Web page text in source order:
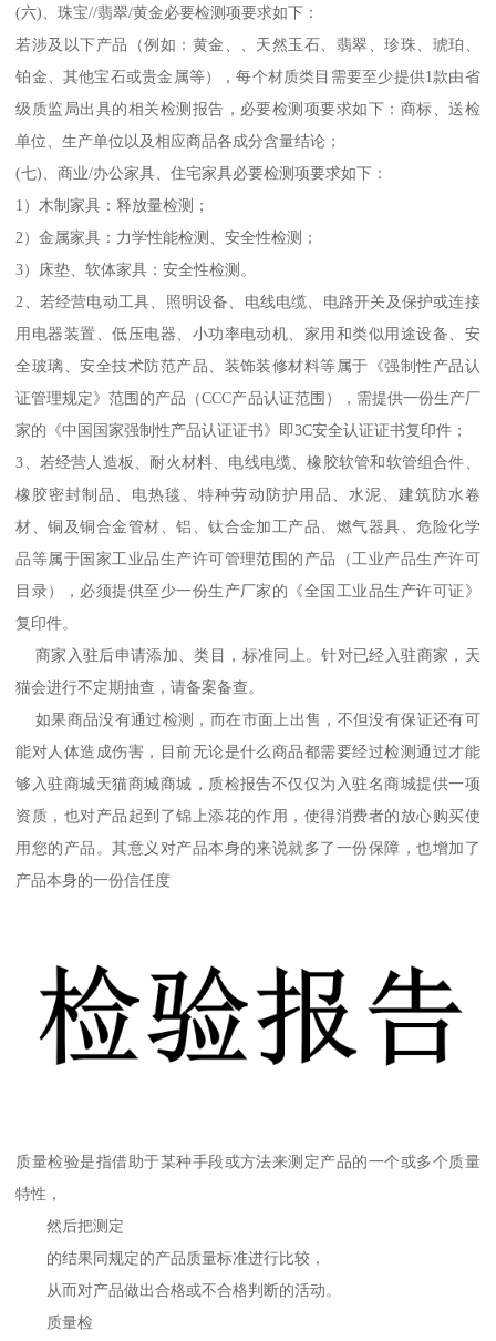
(六)、珠宝//翡翠/黄金必要检测项要求如下：
若涉及以下产品（例如：黄金、、天然玉石、翡翠、珍珠、琥珀、
铂金、其他宝石或贵金属等），每个材质类目需要至少提供1款由省
级质监局出具的相关检测报告，必要检测项要求如下：商标、送检
单位、生产单位以及相应商品各成分含量结论；
(七)、商业/办公家具、住宅家具必要检测项要求如下：
1）木制家具：释放量检测；
2）金属家具：力学性能检测、安全性检测；
3）床垫、软体家具：安全性检测。
2、若经营电动工具、照明设备、电线电缆、电路开关及保护或连接
用电器装置、低压电器、小功率电动机、家用和类似用途设备、安
全玻璃、安全技术防范产品、装饰装修材料等属于《强制性产品认
证管理规定》范围的产品（CCC产品认证范围），需提供一份生产厂
家的《中国国家强制性产品认证证书》即3C安全认证证书复印件；
3、若经营人造板、耐火材料、电线电缆、橡胶软管和软管组合件、
橡胶密封制品、电热毯、特种劳动防护用品、水泥、建筑防水卷
材、铜及铜合金管材、铝、钛合金加工产品、燃气器具、危险化学
品等属于国家工业品生产许可管理范围的产品（工业产品生产许可
目录），必须提供至少一份生产厂家的《全国工业品生产许可证》
复印件。
商家入驻后申请添加、类目，标准同上。针对已经入驻商家，天
猫会进行不定期抽查，请备案备查。
如果商品没有通过检测，而在市面上出售，不但没有保证还有可
能对人体造成伤害，目前无论是什么商品都需要经过检测通过才能
够入驻商城天猫商城商城，质检报告不仅仅为入驻名商城提供一项
资质，也对产品起到了锦上添花的作用，使得消费者的放心购买使
用您的产品。其意义对产品本身的来说就多了一份保障，也增加了
产品本身的一份信任度
质量检验是指借助于某种手段或方法来测定产品的一个或多个质量
特性，
然后把测定
的结果同规定的产品质量标准进行比较，
从而对产品做出合格或不合格判断的活动。
质量检